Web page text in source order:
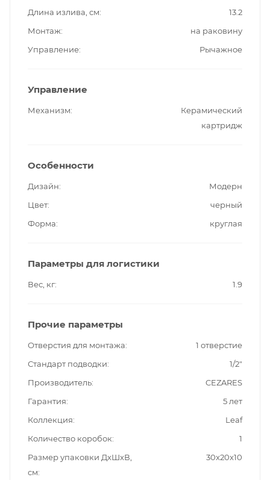
Длина излива, см
13.2
Монтаж
на раковину
Управление
Рычажное
Управление
Механизм
Керамический
картридж
Особенности
Дизайн
Модерн
Цвет
черный
Форма
круглая
Параметры для логистики
Вес, кг 1.9
Прочие параметры
Отверстия для монтажа
1 отверстие
Стандарт подводки
1/2"
Производитель
CEZARES
Гарантия
5 лет
Коллекция
Leaf
Количество коробок
1
Размер упаковки ДxШxВ,
см
30x20x10